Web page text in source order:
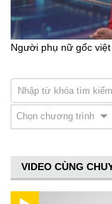
Người phụ nữ gốc
Chọn chương trình
VIDEO CÙNG